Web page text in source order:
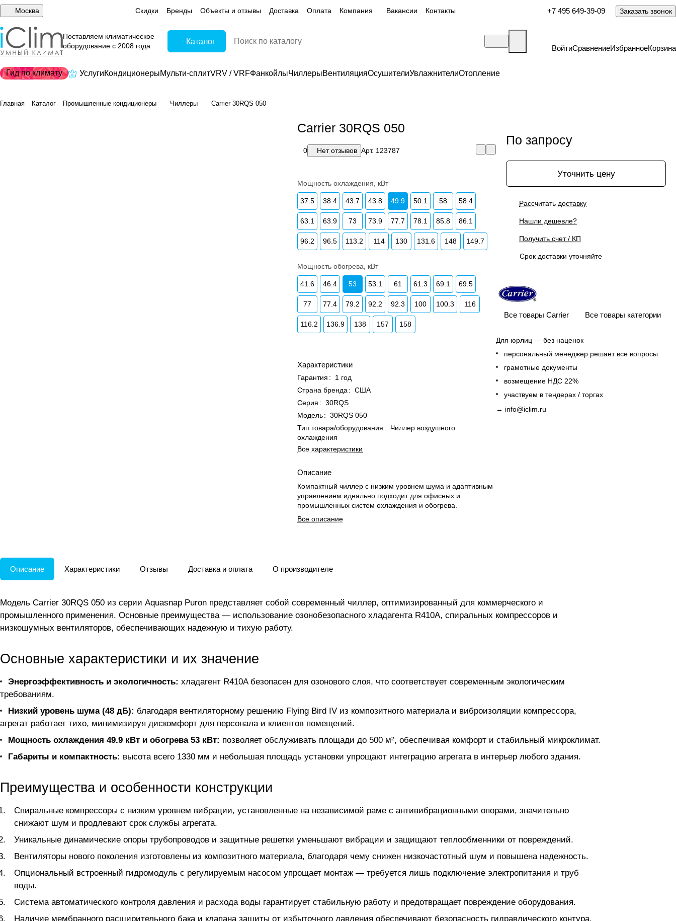
Москва Скидки Бренды Объекты и отзывы Доставка Оплата Компания Вакансии Контакты +7 495 649-39-09 Заказать звонок
Поставляем климатическое
оборудование с 2008 года
Каталог
ВойтиСравнениеИзбранноеКорзина
Гид по климату УслугиКондиционерыМульти-сплитVRV / VRFФанкойлыЧиллерыВентиляцияОсушителиУвлажнителиОтопление
Главная Каталог Промышленные кондиционеры Чиллеры Carrier 30RQS 050
Carrier 30RQS 050
0 Нет отзывов Арт. 123787
Мощность охлаждения, кВт
37.5 38.4 43.7 43.8 49.9 50.1 58 58.4
63.1 63.9 73 73.9 77.7 78.1 85.8 86.1
96.2 96.5 113.2 114 130 131.6 148 149.7
Мощность обогрева, кВт
41.6 46.4 53 53.1 61 61.3 69.1 69.5
77 77.4 79.2 92.2 92.3 100 100.3 116
116.2 136.9 138 157 158
Характеристики
Гарантия :
1 год
Страна бренда : США
Серия : 30RQS
Модель: 30RQS 050
Тип товара/оборудования :
Чиллер воздушного
охлаждения
Все характеристики
Описание
Компактный чиллер с низким уровнем шума и адаптивным
управлением идеально подходит для офисных и
промышленных систем охлаждения и обогрева.
Все описание
По запросу
Уточнить цену
Рассчитать доставку
Нашли дешевле?
Получить счет / КП
Срок доставки уточняйте
Все товары Carrier Все товары категории
Для юрлиц — без наценок
персональный менеджер решает все вопросы
грамотные документы
возмещение НДС 22%
участвуем в тендерах / торгах
→ info@iclim.ru
Описание Характеристики Отзывы Доставка и оплата О производителе
Модель Carrier 30RQS 050 из серии Aquasnap Puron представляет собой современный чиллер, оптимизированный для коммерческого и
промышленного применения. Основные преимущества — использование озонобезопасного хладагента R410A, спиральных компрессоров и
низкошумных вентиляторов, обеспечивающих надежную и тихую работу.
Основные характеристики и их значение
Энергоэффективность и экологичность: хладагент R410A безопасен для озонового слоя, что соответствует современным экологическим
требованиям.
Низкий уровень шума (48 дБ): благодаря вентиляторному решению Flying Bird IV из композитного материала и виброизоляции компрессора,
агрегат работает тихо, минимизируя дискомфорт для персонала и клиентов помещений.
Мощность охлаждения 49.9 кВт и обогрева 53 кВт: позволяет обслуживать площади до 500 м², обеспечивая комфорт и стабильный микроклимат.
Габариты и компактность: высота всего 1330 мм и небольшая площадь установки упрощают интеграцию агрегата в интерьер любого здания.
Преимущества и особенности конструкции
Спиральные компрессоры с низким уровнем вибрации, установленные на независимой раме с антивибрационными опорами, значительно
снижают шум и продлевают срок службы агрегата.
Уникальные динамические опоры трубопроводов и защитные решетки уменьшают вибрации и защищают теплообменники от повреждений.
Вентиляторы нового поколения изготовлены из композитного материала, благодаря чему снижен низкочастотный шум и повышена надежность.
Опциональный встроенный гидромодуль с регулируемым насосом упрощает монтаж — требуется лишь подключение электропитания и труб
воды.
Система автоматического контроля давления и расхода воды гарантирует стабильную работу и предотвращает повреждение оборудования.
Наличие мембранного расширительного бака и клапана защиты от избыточного давления обеспечивают безопасность гидравлического контура.